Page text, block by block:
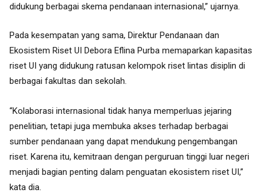
didukung berbagai skema pendanaan internasional,” ujarnya.
Pada kesempatan yang sama, Direktur Pendanaan dan
Ekosistem Riset UI Debora Eflina Purba memaparkan kapasitas
riset UI yang didukung ratusan kelompok riset lintas disiplin di
berbagai fakultas dan sekolah.
“Kolaborasi internasional tidak hanya memperluas jejaring
penelitian, tetapi juga membuka akses terhadap berbagai
sumber pendanaan yang dapat mendukung pengembangan
riset. Karena itu, kemitraan dengan perguruan tinggi luar negeri
menjadi bagian penting dalam penguatan ekosistem riset UI,”
kata dia.